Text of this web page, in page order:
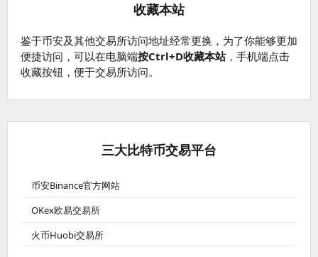
收藏本站
鉴于币安及其他交易所访问地址经常更换，为了你能够更加
便捷访问，可以在电脑端按Ctrl+D收藏本站，手机端点击
收藏按钮，便于交易所访问。
三大比特币交易平台
币安Binance官方网站
OKex欧易交易所
火币Huobi交易所